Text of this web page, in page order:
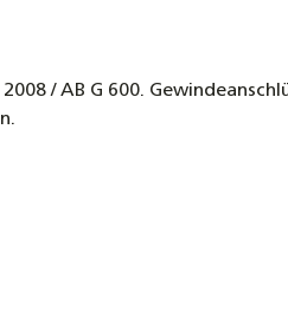
/ AB G 600.